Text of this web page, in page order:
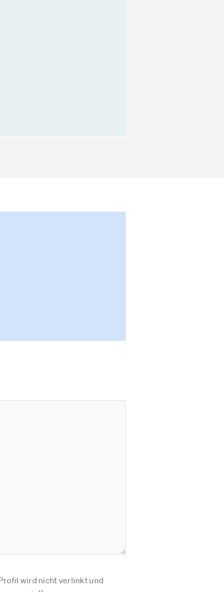
wird nicht verlinkt und